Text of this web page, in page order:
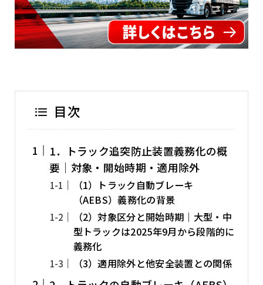
目次
1．トラック追突防止装置義務化の概
要｜対象・開始時期・適用除外
（1）トラック自動ブレーキ
（AEBS）義務化の背景
（2）対象区分と開始時期｜大型・中
型トラックは2025年9月から段階的に
義務化
（3）適用除外と他安全装置との関係